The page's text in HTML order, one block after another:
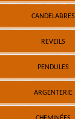
CANDELABRES
REVEILS
PENDULES
ARGENTERIE